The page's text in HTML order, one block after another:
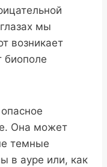
мы
возникает
биополе
Она может
темные
в ауре или, как